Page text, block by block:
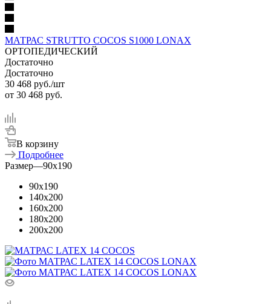
МАТРАС STRUTTO COCOS S1000 LONAX
ОРТОПЕДИЧЕСКИЙ
Достаточно
Достаточно
30 468 руб./шт
от 30 468 руб.
В корзину
Подробнее
Размер—90x190
90x190
140x200
160x200
180x200
200x200